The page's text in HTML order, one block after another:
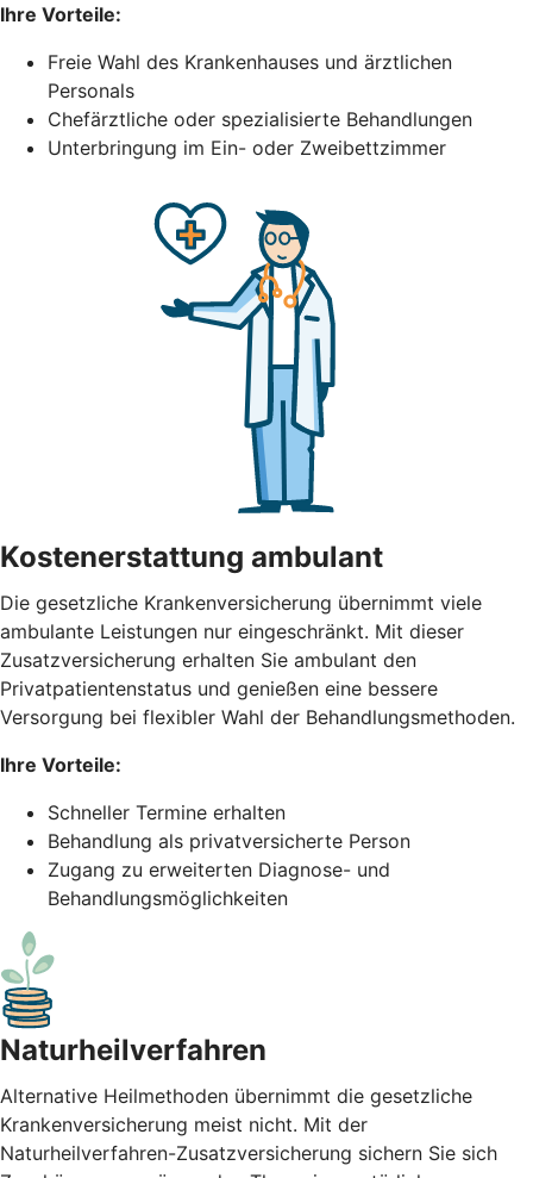
Ihre Vorteile:
Freie Wahl des Krankenhauses und ärztlichen
Personals
Chefärztliche oder spezialisierte Behandlungen
Unterbringung im Ein- oder Zweibettzimmer
Kostenerstattung ambulant
Die gesetzliche Krankenversicherung übernimmt viele
ambulante Leistungen nur eingeschränkt. Mit dieser
Zusatzversicherung erhalten Sie ambulant den
Privatpatientenstatus und genießen eine bessere
Versorgung bei flexibler Wahl der Behandlungsmethoden.
Ihre Vorteile:
Schneller Termine erhalten
Behandlung als privatversicherte Person
Zugang zu erweiterten Diagnose- und
Behandlungsmöglichkeiten
Naturheil­verfahren
Alternative Heilmethoden übernimmt die gesetzliche
Krankenversicherung meist nicht. Mit der
Naturheilverfahren-Zusatzversicherung sichern Sie sich